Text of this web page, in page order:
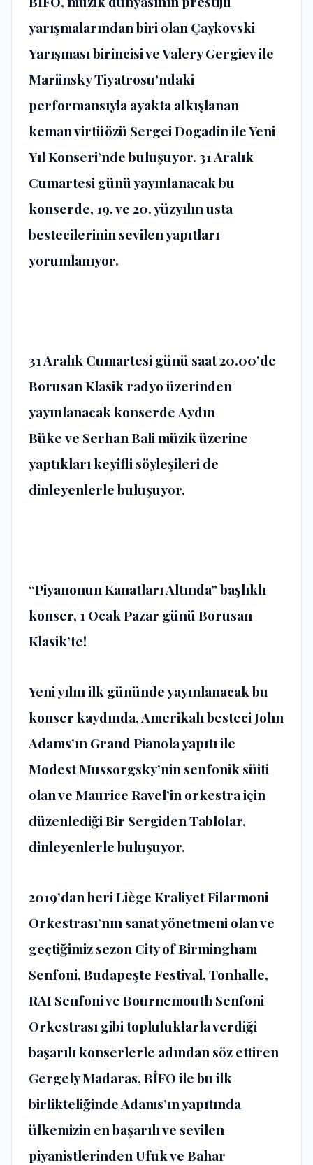
yarışmalarından biri olan Çaykovski
Yarışması birincisi ve Valery Gergiev ile
Mariinsky Tiyatrosu’ndaki
performansıyla ayakta alkışlanan
keman virtüözü Sergei Dogadin ile Yeni
Yıl Konseri’nde buluşuyor. 31 Aralık
Cumartesi günü yayınlanacak bu
konserde, 19. ve 20. yüzyılın usta
bestecilerinin sevilen yapıtları
yorumlanıyor.
31 Aralık Cumartesi günü saat 20.00’de
Borusan Klasik radyo üzerinden
yayınlanacak konserdeAydın
Bükeve Serhan Balimüzik üzerine
yaptıkları keyifli söyleşileri de
dinleyenlerle buluşuyor.
“Piyanonun Kanatları Altında” başlıklı
konser, 1 Ocak Pazar günü Borusan
Klasik’te!
Yeni yılın ilk gününde yayınlanacak bu
konser kaydında, Amerikalı besteci John
Adams’ın Grand Pianola yapıtı ile
Modest Mussorgsky’nin senfonik süiti
olan ve Maurice Ravel’in orkestra için
düzenlediği Bir Sergiden Tablolar,
dinleyenlerle buluşuyor.
2019’dan beri Liège Kraliyet Filarmoni
Orkestrası’nın sanat yönetmeni olan ve
geçtiğimiz sezon City of Birmingham
Senfoni, Budapeşte Festival, Tonhalle,
RAI Senfoni ve Bournemouth Senfoni
Orkestrası gibi topluluklarla verdiği
başarılı konserlerle adından söz ettiren
Gergely Madaras, BİFO ile bu ilk
birlikteliğinde Adams’ın yapıtında
ülkemizin en başarılı ve sevilen
piyanistlerinden Ufuk ve Bahar